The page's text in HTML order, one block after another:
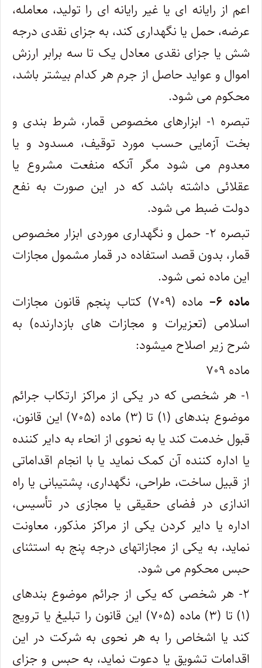
اعم از رایانه ای یا غیر رایانه ای را تولید، معامله،
عرضه، حمل یا نگهداری کند، به جزای نقدی درجه
شش یا جزای نقدی معادل یک تا سه برابر ارزش
اموال و عواید حاصل از جرم هر کدام بیشتر باشد،
محکوم می شود.
تبصره ۱- ابزارهای مخصوص قمار، شرط بندی و
بخت آزمایی حسب مورد توقیف، مسدود و یا
معدوم می شود مگر آنکه منفعت مشروع یا
عقلائی داشته باشد که در این صورت به نفع
دولت ضبط می شود.
تبصره ۲- حمل و نگهداری موردی ابزار مخصوص
قمار، بدون قصد استفاده در قمار مشمول مجازات
این ماده نمی شود.
ماده ۶–
ماده (۷۰۹) کتاب پنجم قانون مجازات
اسلامی (تعزیرات و مجازات های بازدارنده) به
شرح زیر اصلاح میشود:
ماده ۷۰۹
۱- هر شخصی که در یکی از مراکز ارتکاب جرائم
موضوع بندهای (۱) تا (۳) ماده (۷۰۵) این قانون،
قبول خدمت کند یا به نحوی از انحاء به دایر کننده
یا اداره کننده آن کمک نماید یا با انجام اقداماتی
از قبیل ساخت، طراحی، نگهداری، پشتیبانی یا راه
اندازی در فضای حقیقی یا مجازی در تأسیس،
اداره یا دایر کردن یکی از مراکز مذکور، معاونت
نماید، به یکی از مجازاتهای درجه پنج به استثنای
حبس محکوم می شود.
۲- هر شخصی که یکی از جرائم موضوع بندهای
(۱) تا (۳) ماده (۷۰۵) این قانون را تبلیغ یا ترویج
کند یا اشخاص را به هر نحوی به شرکت در این
اقدامات تشویق یا دعوت نماید، به حبس و جزای